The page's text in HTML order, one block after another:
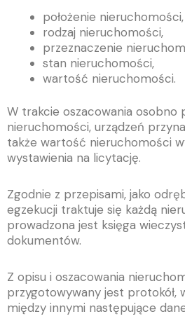
położenie nieruchomości,
rodzaj nieruchomości,
przeznaczenie
stan nieruchomości,
wartość nieruchomości.
W trakcie oszacowania osobno
nieruchomości, urządzeń
także wartość nieruchomości
wystawienia na licytację.
Zgodnie z przepisami, jako
egzekucji traktuje się każdą
prowadzona jest księga
dokumentów.
Z opisu i oszacowania
przygotowywany jest protokół,
między innymi następujące